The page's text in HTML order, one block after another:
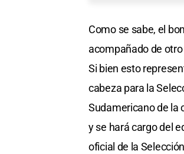
Como se sabe, el
acompañado de
Si bien esto
cabeza para la
Sudamericano de la
y se hará cargo del
oficial de la